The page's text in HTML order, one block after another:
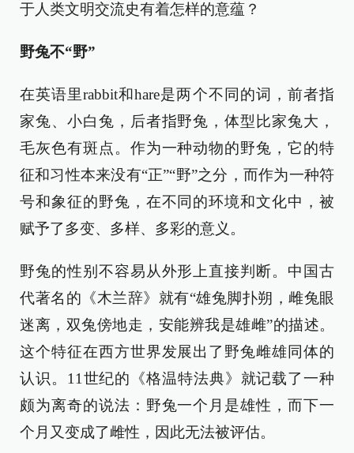
于人类文明交流史有着怎样的意蕴？
野兔不“野”
在英语里rabbit和hare是两个不同的词，前者指
家兔、小白兔，后者指野兔，体型比家兔大，
毛灰色有斑点。作为一种动物的野兔，它的特
征和习性本来没有“正”“野”之分，而作为一种符
号和象征的野兔，在不同的环境和文化中，被
赋予了多变、多样、多彩的意义。
野兔的性别不容易从外形上直接判断。中国古
代著名的《木兰辞》就有“雄兔脚扑朔，雌兔眼
迷离，双兔傍地走，安能辨我是雄雌”的描述。
这个特征在西方世界发展出了野兔雌雄同体的
认识。11世纪的《格温特法典》就记载了一种
颇为离奇的说法：野兔一个月是雄性，而下一
个月又变成了雌性，因此无法被评估。